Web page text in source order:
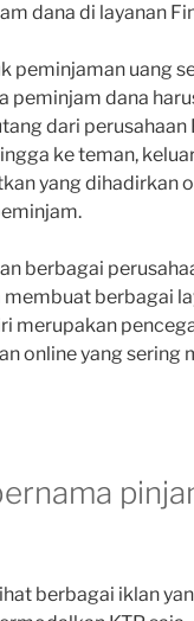
dana di layanan
peminjaman uang
dana
dari perusahaan
ke teman,
yang dihadirkan
berbagai
berbagai
merupakan
online yang sering
berbagai iklan